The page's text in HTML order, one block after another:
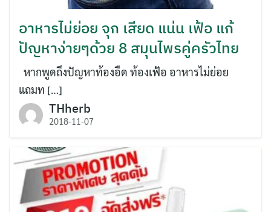
อาหารไม่ย่อย จุก เสียด แน่น เฟ้อ แก้
ปัญหาง่ายๆด้วย 8 สมุนไพรคู่ครัวไทย
หากพูดถึงปัญหาท้องอืด ท้องเฟ้อ อาหารไม่ย่อย
แถมท […]
THherb
2018-11-07